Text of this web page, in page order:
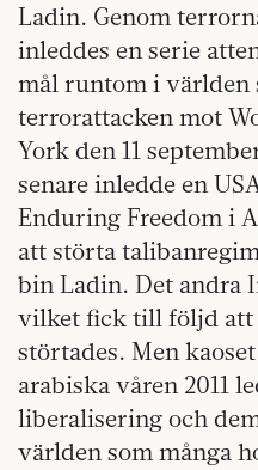
Ladin. Genom
inleddes en serie
mål runtom i världen
terrorattacken mot
York den 11
senare inledde en
Enduring Freedom i
att störta
bin Ladin. Det andra
vilket fick till följd att
störtades. Men
arabiska våren 2011
liberalisering och
världen som många